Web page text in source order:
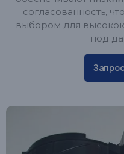
согласованность,
выбором для
под